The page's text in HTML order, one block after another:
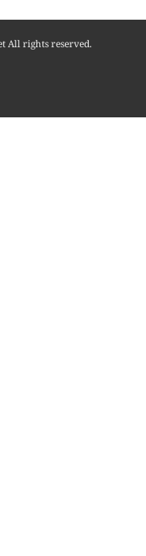
All rights reserved.